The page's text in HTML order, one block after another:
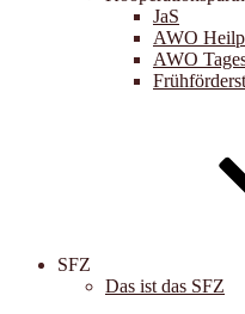
JaS
AWO
AWO
SFZ
Das ist das SFZ